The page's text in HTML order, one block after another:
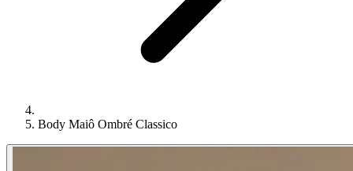
Body Maiô Ombré Classico